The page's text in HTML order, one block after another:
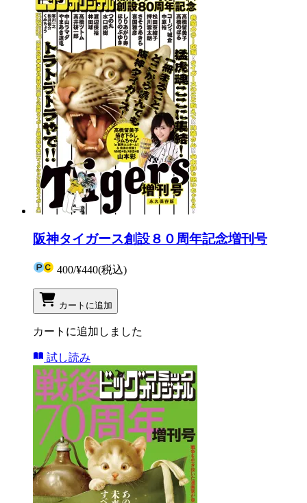
阪神タイガース創設８０周年記念増刊号
400/¥440(税込)
カートに追加
カートに追加しました
試し読み